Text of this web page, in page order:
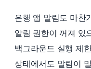
은행 앱 알림도 마찬
알림 권한이 꺼져 있
백그라운드 실행 제
상태에서도 알림이